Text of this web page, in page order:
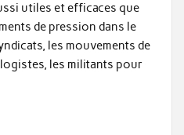
utiles et efficaces que
de pression dans le
les mouvements de
les militants pour